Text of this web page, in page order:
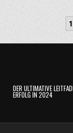
1
DER ULTIMATIVE
ERFOLG IN 2024